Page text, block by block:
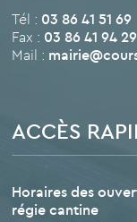
Tél : 03 86 41 51 69
Fax : 03 86 41 94 29
Mail :
ACCÈS
Horaires des
régie cantine